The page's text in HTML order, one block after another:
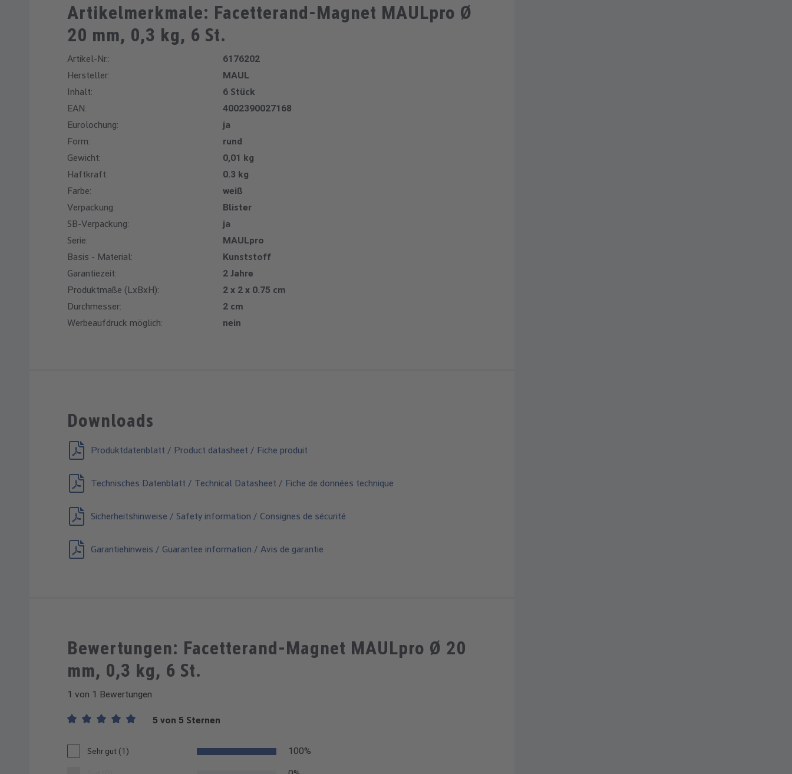
Artikelmerkmale: Facetterand-Magnet MAULpro Ø
20 mm, 0,3 kg, 6 St.
Artikel-Nr.:
6176202
Hersteller:
MAUL
Inhalt:
6 Stück
EAN:
4002390027168
Eurolochung:
ja
Form:
rund
Gewicht:
0,01 kg
Haftkraft:
0.3 kg
Farbe:
weiß
Verpackung:
Blister
SB-Verpackung:
ja
Serie:
MAULpro
Basis - Material:
Kunststoff
Garantiezeit:
2 Jahre
Produktmaße (LxBxH):
2 x 2 x 0.75 cm
Durchmesser:
2 cm
Werbeaufdruck möglich:
nein
Downloads
Produktdatenblatt / Product datasheet / Fiche produit
Technisches Datenblatt / Technical Datasheet / Fiche de données technique
Sicherheitshinweise / Safety information / Consignes de sécurité
Garantiehinweis / Guarantee information / Avis de garantie
Bewertungen: Facetterand-Magnet MAULpro Ø 20
mm, 0,3 kg, 6 St.
1 von 1 Bewertungen
5 von 5 Sternen
Sehr gut (1) 100%